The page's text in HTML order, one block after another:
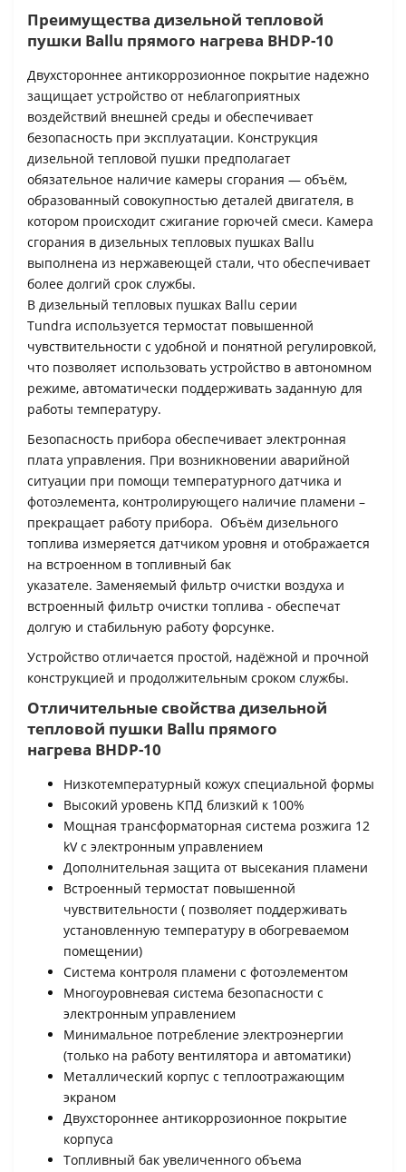
Преимущества дизельной тепловой
пушки Ballu прямого нагрева BHDP-10
Двухстороннее антикоррозионное покрытие надежно
защищает устройство от неблагоприятных
воздействий внешней среды и обеспечивает
безопасность при эксплуатации. Конструкция
дизельной тепловой пушки предполагает
обязательное наличие камеры сгорания — объём,
образованный совокупностью деталей двигателя, в
котором происходит сжигание горючей смеси. Камера
сгорания в дизельных тепловых пушках Ballu
выполнена из нержавеющей стали, что обеспечивает
более долгий срок службы.
В дизельный тепловых пушках Ballu серии
Tundra используется термостат повышенной
чувствительности с удобной и понятной регулировкой,
что позволяет использовать устройство в автономном
режиме, автоматически поддерживать заданную для
работы температуру.
Безопасность прибора обеспечивает электронная
плата управления. При возникновении аварийной
ситуации при помощи температурного датчика и
фотоэлемента, контролирующего наличие пламени –
прекращает работу прибора. Объём дизельного
топлива измеряется датчиком уровня и отображается
на встроенном в топливный бак
указателе. Заменяемый фильтр очистки воздуха и
встроенный фильтр очистки топлива - обеспечат
долгую и стабильную работу форсунке.
Устройство отличается простой, надёжной и прочной
конструкцией и продолжительным сроком службы.
Отличительные свойства дизельной
тепловой пушки Ballu прямого
нагрева BHDP-10
Низкотемпературный кожух специальной формы
Высокий уровень КПД близкий к 100%
Мощная трансформаторная система розжига 12
kV с электронным управлением
Дополнительная защита от высекания пламени
Встроенный термостат повышенной
чувствительности ( позволяет поддерживать
установленную температуру в обогреваемом
помещении)
Система контроля пламени с фотоэлементом
Многоуровневая система безопасности с
электронным управлением
Минимальное потребление электроэнергии
(только на работу вентилятора и автоматики)
Металлический корпус с теплоотражающим
экраном
Двухстороннее антикоррозионное покрытие
корпуса
Топливный бак увеличенного объема